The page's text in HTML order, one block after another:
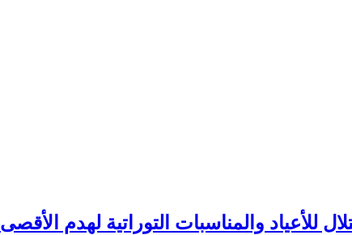
للأعياد والمناسبات التوراتية لهدم الأقصى